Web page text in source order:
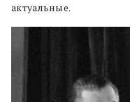
актуальные.